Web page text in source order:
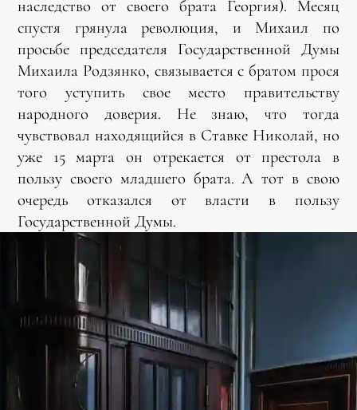
наследство от своего брата Георгия). Месяц
спустя грянула революция, и Михаил по
просьбе председателя Государственной Думы
Михаила Родзянко, связывается с братом прося
того уступить свое место правительству
народного доверия. Не знаю, что тогда
чувствовал находящийся в Ставке Николай, но
уже 15 марта он отрекается от престола в
пользу своего младшего брата. А тот в свою
очередь отказался от власти в пользу
Государственной Думы.